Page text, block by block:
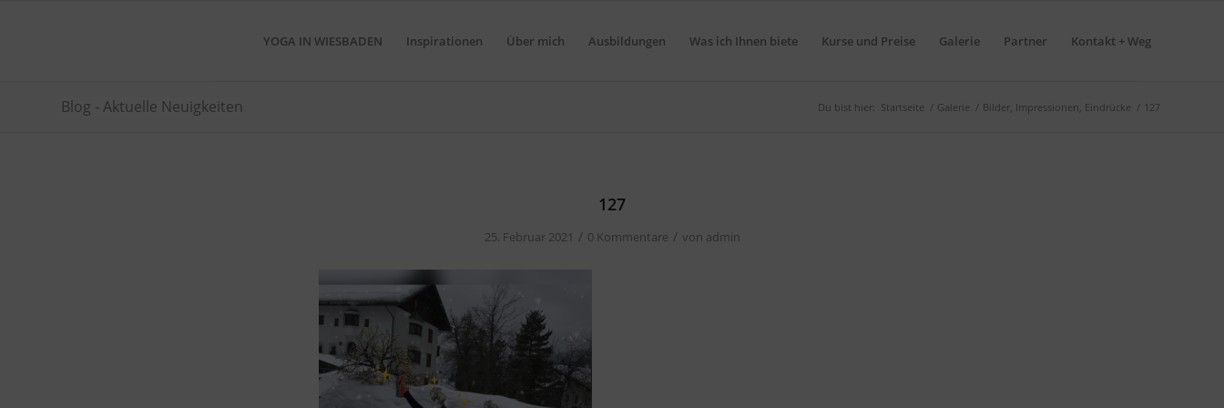
YOGA IN WIESBADEN Inspirationen Über mich Ausbildungen Was ich Ihnen biete Kurse und Preise Galerie Partner Kontakt + Weg
Blog - Aktuelle Neuigkeiten Du bist hier: Startseite / Galerie / Bilder, Impressionen, Eindrücke / 127
127
25. Februar 2021 / 0 Kommentare / von admin